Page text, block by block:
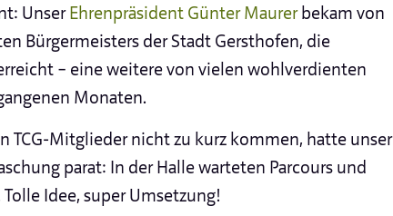
UnserEhrenpräsident Günter Maurerbekam von
Bürgermeisters der Stadt Gersthofen, die
– eine weitere von vielen wohlverdienten
Monaten.
TCG-Mitglieder nicht zu kurz kommen, hatte unser
parat: In der Halle warteten Parcours und
Idee, super Umsetzung!